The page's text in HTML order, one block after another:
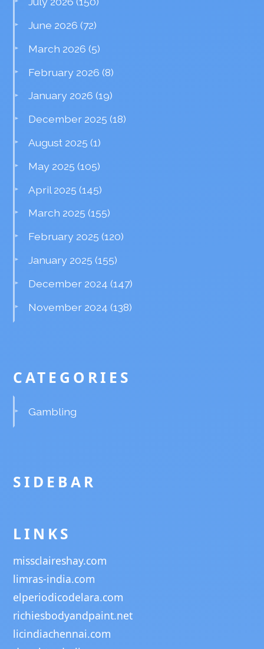
June 2026 (72)
March 2026 (5)
February 2026 (8)
January 2026 (19)
December 2025 (18)
August 2025 (1)
May 2025 (105)
April 2025 (145)
March 2025 (155)
February 2025 (120)
January 2025 (155)
December 2024 (147)
November 2024 (138)
CATEGORIES
Gambling
SIDEBAR
LINKS
missclaireshay.com
limras-india.com
elperiodicodelara.com
richiesbodyandpaint.net
licindiachennai.com